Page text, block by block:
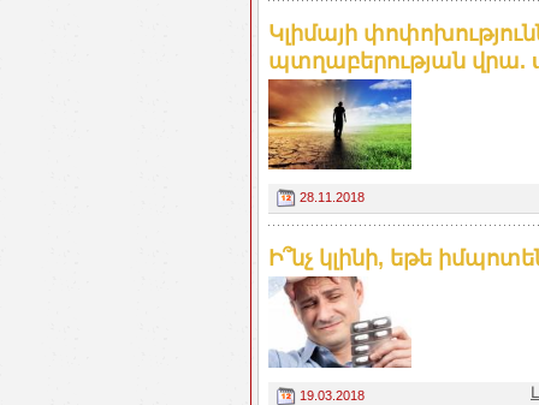
Կլիմայի
պտղաբերության վրա.
28.11.2018
Ի՞նչ կլինի, եթե
19.03.2018